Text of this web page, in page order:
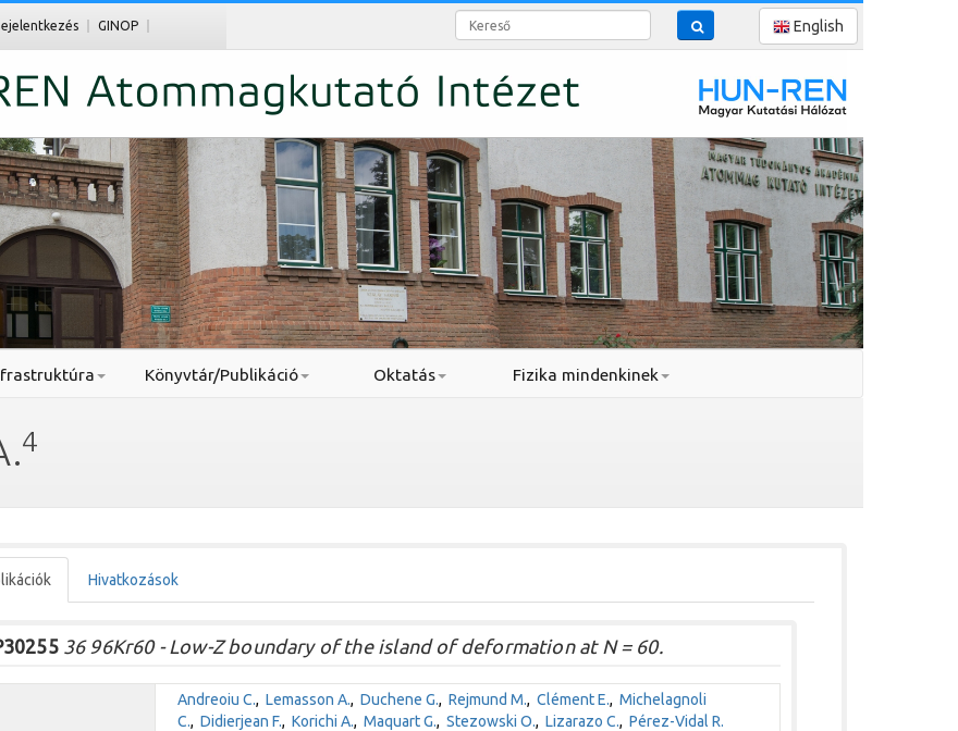
GINOP
Kereső English
Könyvtár/Publikáció Oktatás Fizika mindenkinek
4
Hivatkozások
36 96Kr60 - Low-Z boundary of the island of deformation at N = 60.
Andreoiu C., Lemasson A., Duchene G., Rejmund M., Clément E., Michelagnoli
C., Didierjean F., Korichi A., Maquart G., Stezowski O., Lizarazo C., Pérez-Vidal R.